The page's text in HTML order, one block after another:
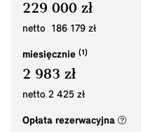
229 000 zł
netto 186 179 zł
miesięcznie
2 983 zł
netto 2 425 zł
Opłata rezerwacyjna